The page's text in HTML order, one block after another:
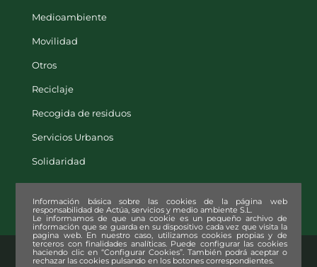
Medioambiente
Movilidad
Otros
Reciclaje
Recogida de residuos
Servicios Urbanos
Solidaridad
© Copyright 2026. Actúa, servicios y medio ambiente S.L. |Aviso legal
Información básica sobre las cookies de la página web
responsabilidad de Actúa, servicios y medio ambiente S.L.
Le informamos de que una cookie es un pequeño archivo de
información que se guarda en su dispositivo cada vez que visita la
pagina web. En nuestro caso, utilizamos cookies propias y de
terceros con finalidades analíticas. Puede configurar las cookies
haciendo clic en “Configurar Cookies”. También podrá aceptar o
rechazar las cookies pulsando en los botones correspondientes.